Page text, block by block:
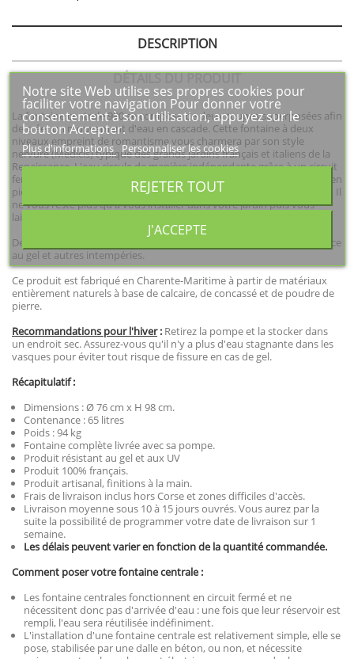
DESCRIPTION
DÉTAILS DU PRODUIT
La fontaine centrale 990 se compose de deux coupes superposées afin
de créer un mouvement d'eau en cascade. Cette fontaine à deux
niveaux empreint de romantisme vous charmera par son style
nervuré (Médicis) typique des grands jardins français et italiens de la
Renaissance. L'eau circule de manière indépendante grâce à un circuit
fermé alimenté par une pompe fournie avec votre fontaine. Conçue en
pierre reconstituée cette fontaine perdurera de nombreuses années. Il
ne vous reste plus qu'à vous installer dans votre jardin puis vous
laisser bercer par le doux bruit de l'eau ruisselante !
De grande qualité, la pierre reconstituée est connue pour sa résistance
au gel et autres intempéries.
Ce produit est fabriqué en Charente-Maritime à partir de matériaux
entièrement naturels à base de calcaire, de concassé et de poudre de
pierre.
Recommandations pour l'hiver: Retirez la pompe et la stocker dans
un endroit sec. Assurez-vous qu'il n'y a plus d'eau stagnante dans les
vasques pour éviter tout risque de fissure en cas de gel.
Récapitulatif :
Dimensions : Ø 76 cm x H 98 cm.
Contenance : 65 litres
Poids : 94 kg
Fontaine complète livrée avec sa pompe.
Produit résistant au gel et aux UV
Produit 100% français.
Produit artisanal, finitions à la main.
Frais de livraison inclus hors Corse et zones difficiles d'accès.
Livraison moyenne sous 10 à 15 jours ouvrés. Vous aurez par la
suite la possibilité de programmer votre date de livraison sur 1
semaine.
Les délais peuvent varier en fonction de la quantité commandée.
Comment poser votre fontainecentrale :
Les fontaine centrales fonctionnent en circuit fermé et ne
nécessitent donc pas d'arrivée d'eau : une fois que leur réservoir est
rempli, l'eau sera réutilisée indéfiniment.
L'installation d'une fontaine centrale est relativement simple, elle se
pose, stabilisée par une dalle en béton, ou non, et nécessite
Notre site Web utilise ses propres cookies pour
faciliter votre navigation Pour donner votre
consentement à son utilisation, appuyez sur le
bouton Accepter.
Plus d'informations Personnaliser les cookies
REJETER TOUT
J'ACCEPTE